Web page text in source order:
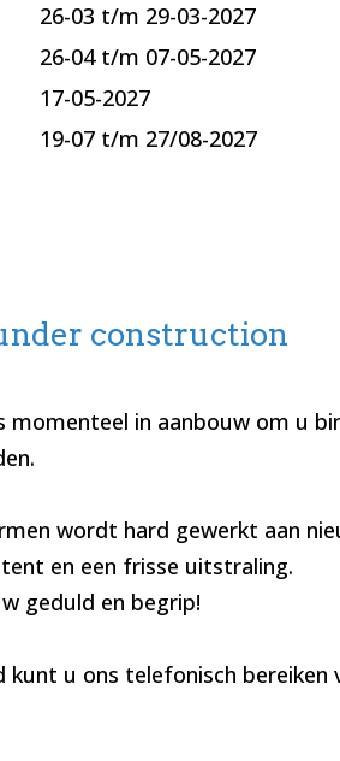
26-03 t/m 29-03-2027
26-04 t/m 07-05-2027
17-05-2027
19-07 t/m 27/08-2027
construction
momenteel in aanbouw om u
wordt hard gewerkt aan
en een frisse uitstraling.
geduld en begrip!
kunt u ons telefonisch